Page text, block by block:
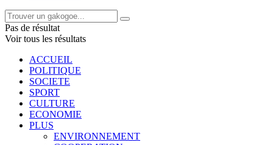
Pas de résultat
Voir tous les résultats
ACCUEIL
POLITIQUE
SOCIETE
SPORT
CULTURE
ECONOMIE
PLUS
ENVIRONNEMENT